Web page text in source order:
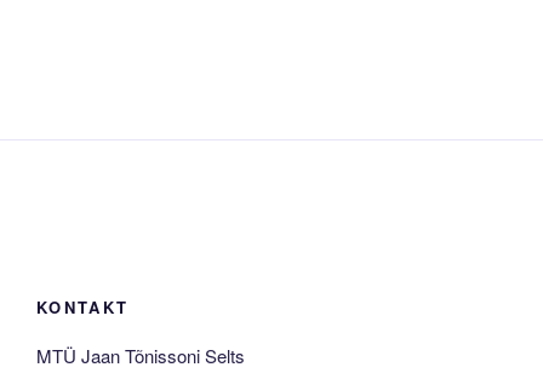
KONTAKT
MTÜ Jaan Tõnissoni Selts